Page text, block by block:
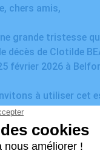
chers amis,
grande tristesse
décès de Clotilde
février 2026 à
à utiliser cet
anecdote ou
ou des
dédié à